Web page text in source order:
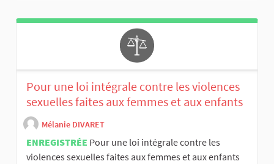
Pour une loi intégrale contre les violences
sexuelles faites aux femmes et aux enfants
Mélanie DIVARET
ENREGISTRÉE Pour une loi intégrale contre les
violences sexuelles faites aux femmes et aux enfants